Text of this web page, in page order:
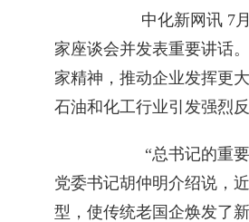
中化新网讯 7
家座谈会并发表重要讲话
家精神，推动企业发挥更
石油和化工行业引发强烈
“总书记的重要
党委书记胡仲明介绍说，
型，使传统老国企焕发了